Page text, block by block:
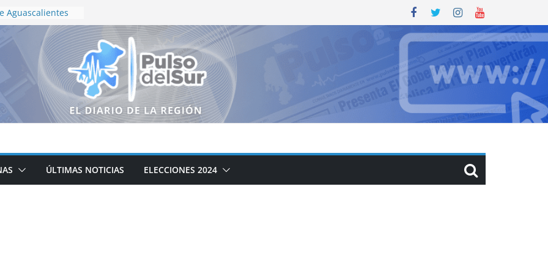
Aguascalientes
en
con
en el callejón
deja 16
y un tigre
en
recorren el
en
ÚLTIMAS NOTICIAS ELECCIONES 2024